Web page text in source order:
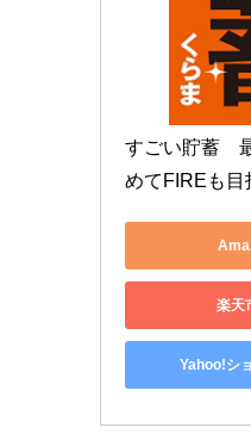
すごい貯蓄　
めてFIREも目
楽天
Yahoo!シ